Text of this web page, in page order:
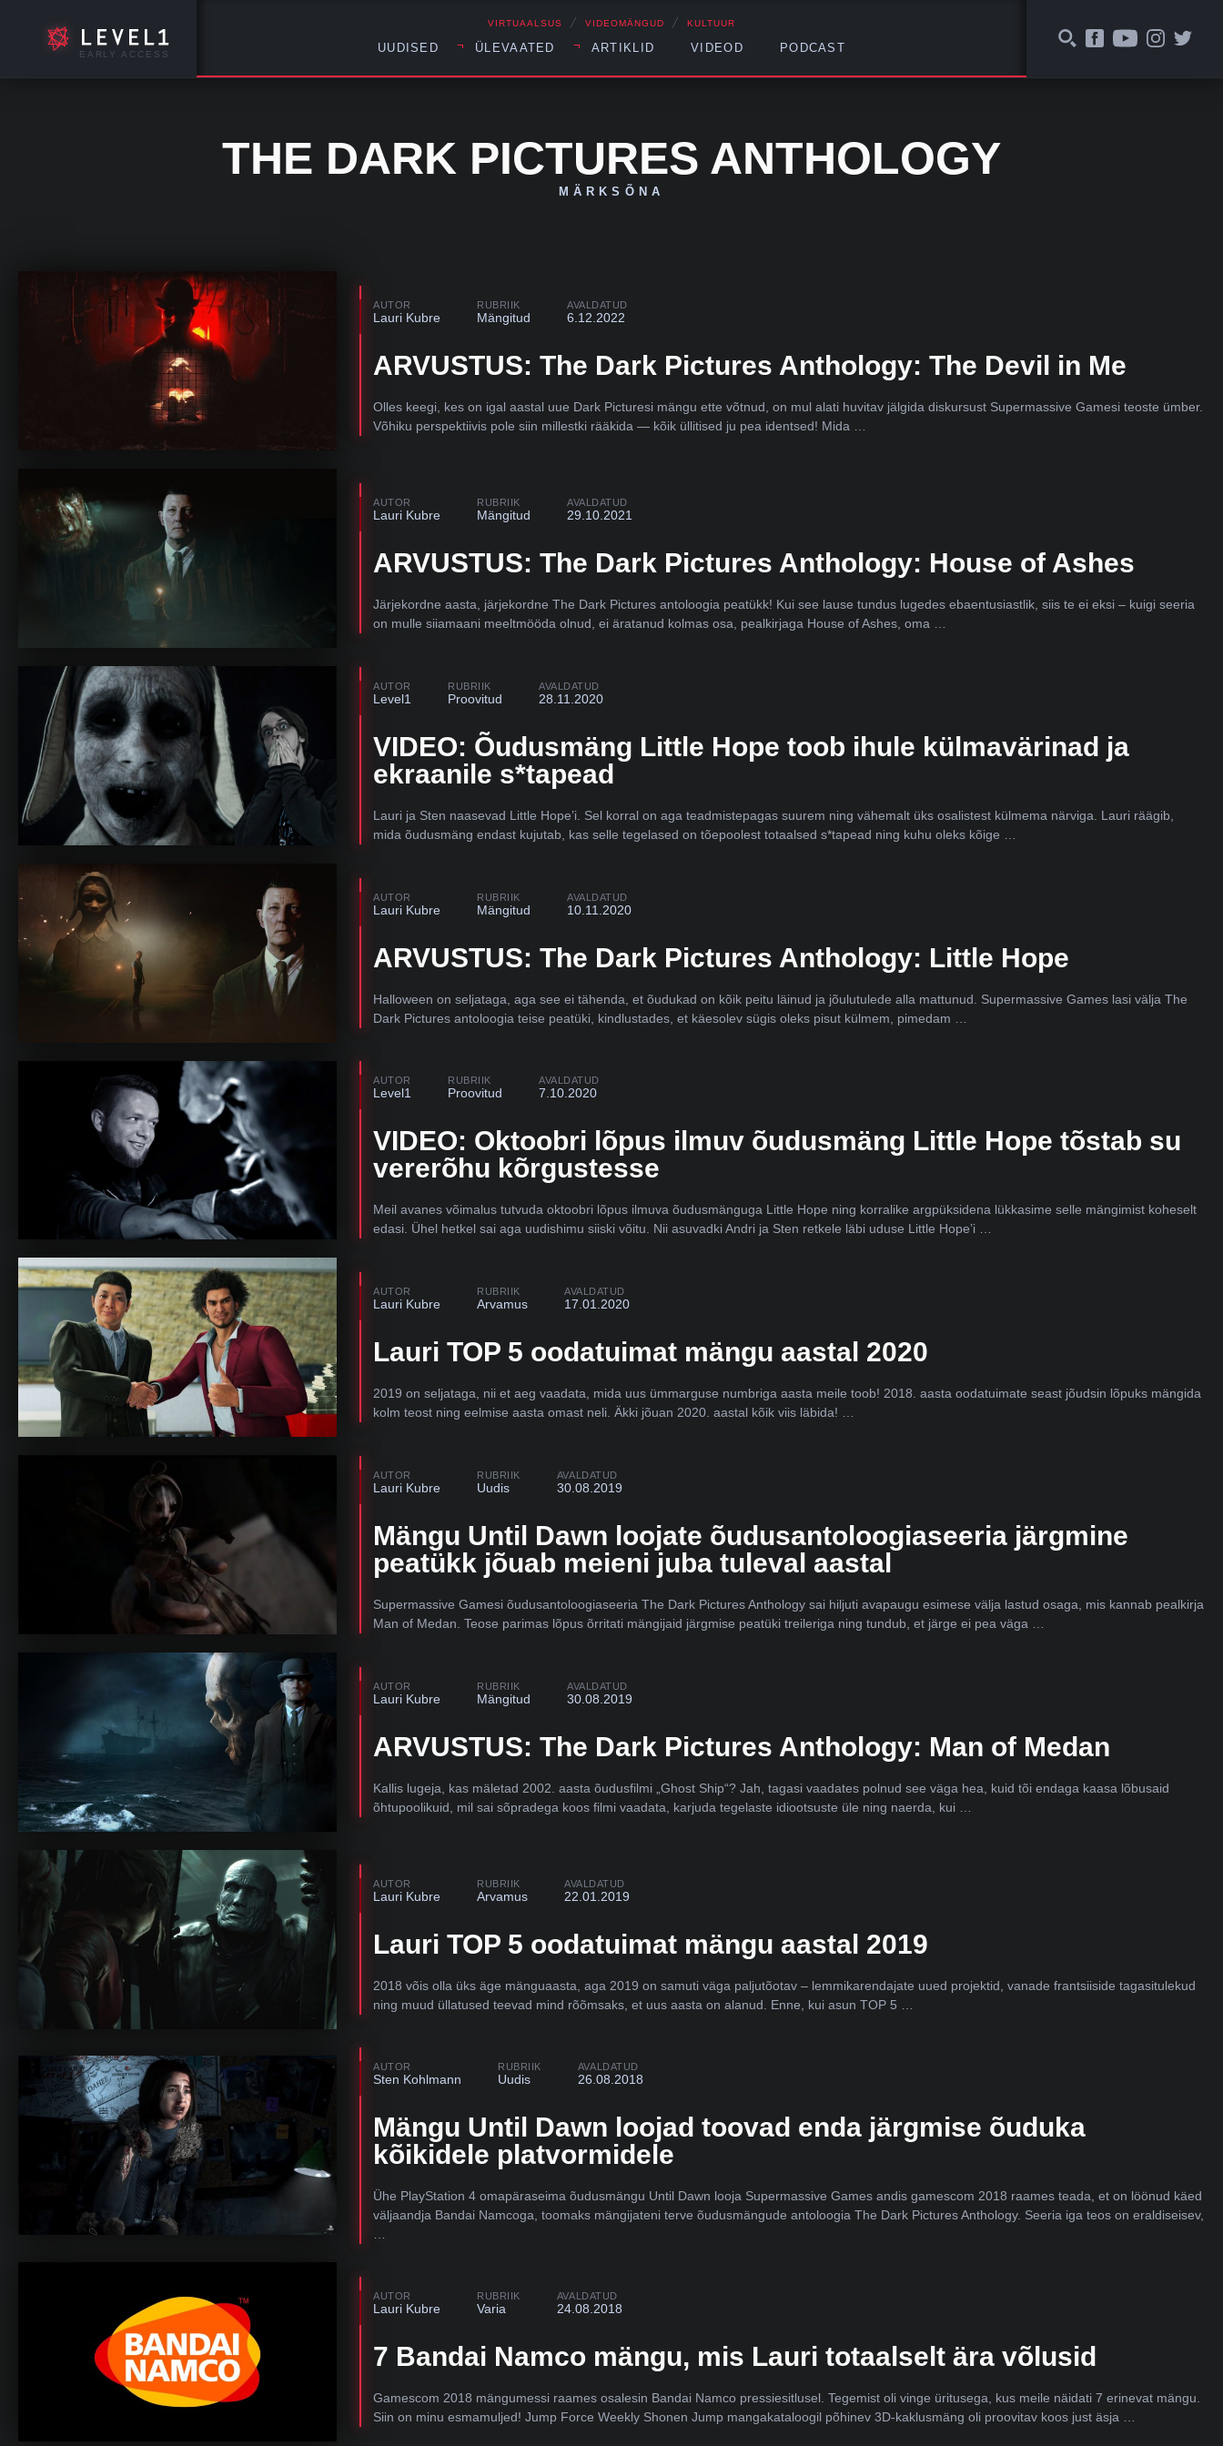
EARLY ACCESS
VIRTUAALSUS ╱ VIDEOMÄNGUD ╱ KULTUUR
UUDISED ÜLEVAATED ARTIKLID VIDEOD PODCAST
THE DARK PICTURES ANTHOLOGY
MÄRKSÕNA
AUTOR
Lauri Kubre
RUBRIIK
Mängitud
AVALDATUD
6.12.2022
ARVUSTUS: The Dark Pictures Anthology: The Devil in Me
Olles keegi, kes on igal aastal uue Dark Picturesi mängu ette võtnud, on mul alati huvitav jälgida diskursust Supermassive Gamesi teoste ümber.
Võhiku perspektiivis pole siin millestki rääkida — kõik üllitised ju pea identsed! Mida …
AUTOR
Lauri Kubre
RUBRIIK
Mängitud
AVALDATUD
29.10.2021
ARVUSTUS: The Dark Pictures Anthology: House of Ashes
Järjekordne aasta, järjekordne The Dark Pictures antoloogia peatükk! Kui see lause tundus lugedes ebaentusiastlik, siis te ei eksi – kuigi seeria
on mulle siiamaani meeltmööda olnud, ei äratanud kolmas osa, pealkirjaga House of Ashes, oma …
AUTOR
Level1
RUBRIIK
Proovitud
AVALDATUD
28.11.2020
VIDEO: Õudusmäng Little Hope toob ihule külmavärinad ja
ekraanile s*tapead
Lauri ja Sten naasevad Little Hope’i. Sel korral on aga teadmistepagas suurem ning vähemalt üks osalistest külmema närviga. Lauri räägib,
mida õudusmäng endast kujutab, kas selle tegelased on tõepoolest totaalsed s*tapead ning kuhu oleks kõige …
AUTOR
Lauri Kubre
RUBRIIK
Mängitud
AVALDATUD
10.11.2020
ARVUSTUS: The Dark Pictures Anthology: Little Hope
Halloween on seljataga, aga see ei tähenda, et õudukad on kõik peitu läinud ja jõulutulede alla mattunud. Supermassive Games lasi välja The
Dark Pictures antoloogia teise peatüki, kindlustades, et käesolev sügis oleks pisut külmem, pimedam …
AUTOR
Level1
RUBRIIK
Proovitud
AVALDATUD
7.10.2020
VIDEO: Oktoobri lõpus ilmuv õudusmäng Little Hope tõstab su
vererõhu kõrgustesse
Meil avanes võimalus tutvuda oktoobri lõpus ilmuva õudusmänguga Little Hope ning korralike argpüksidena lükkasime selle mängimist koheselt
edasi. Ühel hetkel sai aga uudishimu siiski võitu. Nii asuvadki Andri ja Sten retkele läbi uduse Little Hope’i …
AUTOR
Lauri Kubre
RUBRIIK
Arvamus
AVALDATUD
17.01.2020
Lauri TOP 5 oodatuimat mängu aastal 2020
2019 on seljataga, nii et aeg vaadata, mida uus ümmarguse numbriga aasta meile toob! 2018. aasta oodatuimate seast jõudsin lõpuks mängida
kolm teost ning eelmise aasta omast neli. Äkki jõuan 2020. aastal kõik viis läbida! …
AUTOR
Lauri Kubre
RUBRIIK
Uudis
AVALDATUD
30.08.2019
Mängu Until Dawn loojate õudusantoloogiaseeria järgmine
peatükk jõuab meieni juba tuleval aastal
Supermassive Gamesi õudusantoloogiaseeria The Dark Pictures Anthology sai hiljuti avapaugu esimese välja lastud osaga, mis kannab pealkirja
Man of Medan. Teose parimas lõpus õrritati mängijaid järgmise peatüki treileriga ning tundub, et järge ei pea väga …
AUTOR
Lauri Kubre
RUBRIIK
Mängitud
AVALDATUD
30.08.2019
ARVUSTUS: The Dark Pictures Anthology: Man of Medan
Kallis lugeja, kas mäletad 2002. aasta õudusfilmi „Ghost Ship“? Jah, tagasi vaadates polnud see väga hea, kuid tõi endaga kaasa lõbusaid
õhtupoolikuid, mil sai sõpradega koos filmi vaadata, karjuda tegelaste idiootsuste üle ning naerda, kui …
AUTOR
Lauri Kubre
RUBRIIK
Arvamus
AVALDATUD
22.01.2019
Lauri TOP 5 oodatuimat mängu aastal 2019
2018 võis olla üks äge mänguaasta, aga 2019 on samuti väga paljutõotav – lemmikarendajate uued projektid, vanade frantsiiside tagasitulekud
ning muud üllatused teevad mind rõõmsaks, et uus aasta on alanud. Enne, kui asun TOP 5 …
AUTOR
Sten Kohlmann
RUBRIIK
Uudis
AVALDATUD
26.08.2018
Mängu Until Dawn loojad toovad enda järgmise õuduka
kõikidele platvormidele
Ühe PlayStation 4 omapäraseima õudusmängu Until Dawn looja Supermassive Games andis gamescom 2018 raames teada, et on löönud käed
väljaandja Bandai Namcoga, toomaks mängijateni terve õudusmängude antoloogia The Dark Pictures Anthology. Seeria iga teos on eraldiseisev,
AUTOR
Lauri Kubre
RUBRIIK
Varia
AVALDATUD
24.08.2018
7 Bandai Namco mängu, mis Lauri totaalselt ära võlusid
Gamescom 2018 mängumessi raames osalesin Bandai Namco pressiesitlusel. Tegemist oli vinge üritusega, kus meile näidati 7 erinevat mängu.
Siin on minu esmamuljed! Jump Force Weekly Shonen Jump mangakataloogil põhinev 3D-kaklusmäng oli proovitav koos just äsja …